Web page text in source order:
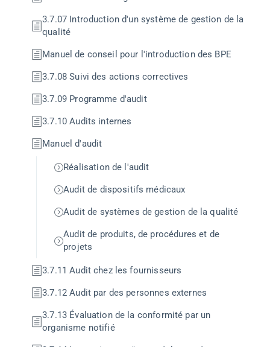
3.7.07 Introduction d'un système de gestion de la
qualité
Manuel de conseil pour l'introduction des BPE
3.7.08 Suivi des actions correctives
3.7.09 Programme d'audit
3.7.10 Audits internes
Manuel d'audit
Réalisation de l'audit
Audit de dispositifs médicaux
Audit de systèmes de gestion de la qualité
Audit de produits, de procédures et de
projets
3.7.11 Audit chez les fournisseurs
3.7.12 Audit par des personnes externes
3.7.13 Évaluation de la conformité par un
organisme notifié